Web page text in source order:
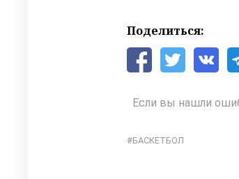
Поделиться:
Если вы нашли
БАСКЕТБОЛ